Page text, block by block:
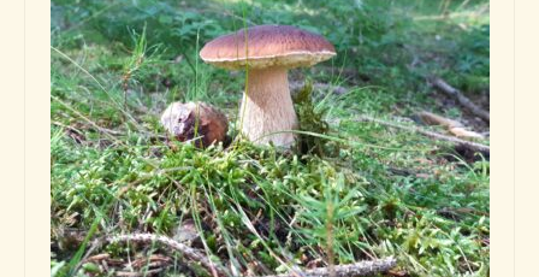
Lage & Kontakt